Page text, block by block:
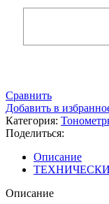
Сравнить
Добавить в
Категория:
Поделиться:
Описание
Описание